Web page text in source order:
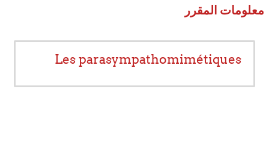
معلومات المقرر
Les parasympathomimétiques